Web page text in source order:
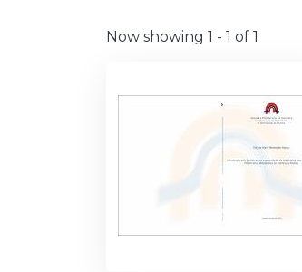
Now showing 1 - 1 of 1